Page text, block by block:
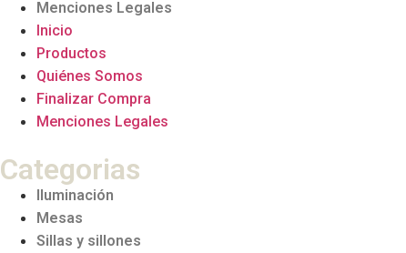
Menciones Legales
Inicio
Productos
Quiénes Somos
Finalizar Compra
Menciones Legales
Categorias
Iluminación
Mesas
Sillas y sillones